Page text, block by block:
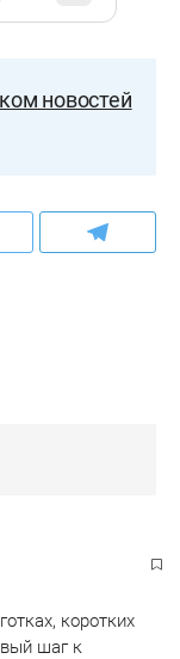
новостей
коротких
шаг к